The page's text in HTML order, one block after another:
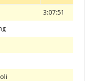
3:07:51